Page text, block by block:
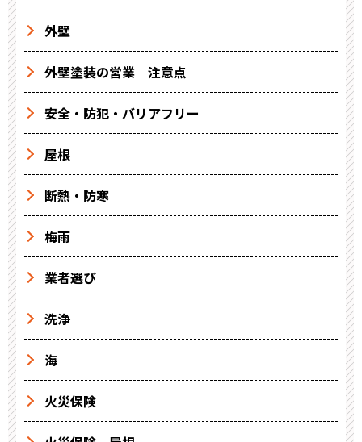
外壁
外壁塗装の営業 注意点
安全・防犯・バリアフリー
屋根
断熱・防寒
梅雨
業者選び
洗浄
海
火災保険